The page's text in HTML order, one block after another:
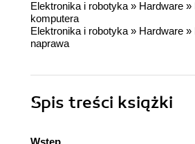
Elektronika i robotyka» Hardware »
komputera
Elektronika i robotyka» Hardware »
naprawa
Spis treści książki